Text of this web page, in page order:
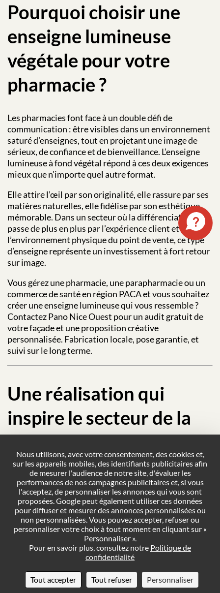
Pourquoi choisir une
enseigne lumineuse
végétale pour votre
pharmacie ?
Les pharmacies font face à un double défi de
communication : être visibles dans un environnement
saturé d’enseignes, tout en projetant une image de
sérieux, de confiance et de bienveillance. L’enseigne
lumineuse à fond végétal répond à ces deux exigences
mieux que n’importe quel autre format.
Elle attire l’œil par son originalité, elle rassure par ses
matières naturelles, elle fidélise par son esthétique
mémorable. Dans un secteur où la différenciation
passe de plus en plus par l’expérience client et
l’environnement physique du point de vente, ce type
d’enseigne représente un investissement à fort retour
sur image.
Vous gérez une pharmacie, une parapharmacie ou un
commerce de santé en région PACA et vous souhaitez
créer une enseigne lumineuse qui vous ressemble ?
Contactez Pano Nice Ouest pour un audit gratuit de
votre façade et une proposition créative
personnalisée. Fabrication locale, pose garantie, et
suivi sur le long terme.
Une réalisation qui
inspire le secteur de la
santé en région Sud
La Pharmacie de Cap 3000 et son enseigne lumineuse
à fond végétal et effet bois sont désormais une
référence dans le paysage commercial azuréen. Cette
réalisation signée Pano Nice Ouest prouve qu’une
enseigne de pharmacie peut être un véritable objet de
design — fonctionnel, mémorable, et parfaitement
aligné avec les valeurs de l’officine.
Elle ouvre la voie à une nouvelle génération
d’enseignes pour professionnels de santé : des
enseignes qui parlent aux patients avant même qu’ils
Nous utilisons, avec votre consentement, des cookies et,
sur les appareils mobiles, des identifiants publicitaires afin
de mesurer l'audience de notre site, d'évaluer les
performances de nos campagnes publicitaires et, si vous
l'acceptez, de personnaliser les annonces qui vous sont
proposées. Google peut également utiliser ces données
pour diffuser et mesurer des annonces personnalisées ou
non personnalisées. Vous pouvez accepter, refuser ou
personnaliser votre choix à tout moment en cliquant sur «
Personnaliser ».
Pour en savoir plus, consultez notre Politique de
confidentialité
Tout accepter Tout refuser Personnaliser